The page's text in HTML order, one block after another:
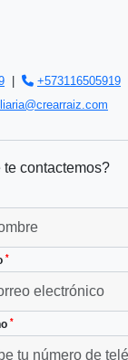
+573116505919
contactemos?
*
*